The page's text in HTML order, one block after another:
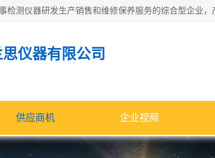
仪器有限公司
供应商机 企业视频